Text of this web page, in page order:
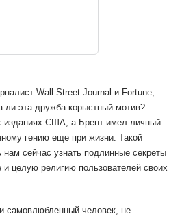
Wall Street Journal и Fortune,
эта дружба корыстный мотив?
США, а Брент имел личный
гению еще при жизни. Такой
сейчас узнать подлинные секреты
целую религию пользователей своих
самовлюбленный человек, не